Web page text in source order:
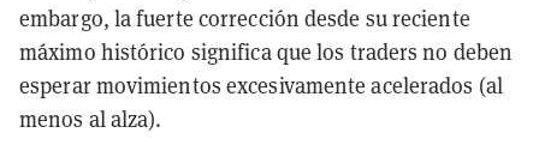
embargo, la fuerte corrección desde su reciente
máximo histórico significa que los traders no deben
esperar movimientos excesivamente acelerados (al
menos al alza).